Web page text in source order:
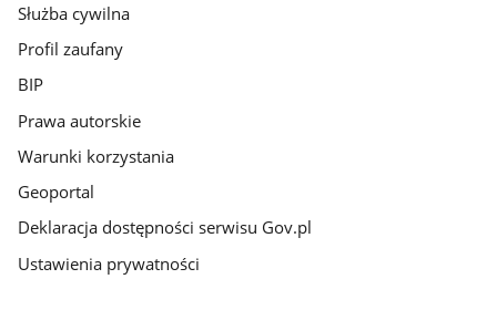
Służba cywilna
Profil zaufany
BIP
Prawa autorskie
Warunki korzystania
Geoportal
Deklaracja dostępności serwisu Gov.pl
Ustawienia prywatności